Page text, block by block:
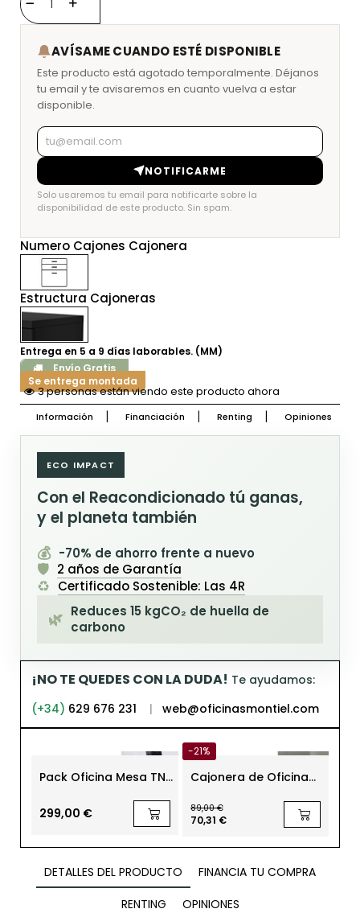
AVÍSAME CUANDO ESTÉ DISPONIBLE
Este producto está agotado temporalmente. Déjanos
tu email y te avisaremos en cuanto vuelva a estar
disponible.
NOTIFICARME
Solo usaremos tu email para notificarte sobre la
disponibilidad de este producto. Sin spam.
Numero Cajones Cajonera
Estructura Cajoneras
Entrega en 5 a 9 días laborables. (MM)
Envío Gratis
Se entrega montada
3 personas están viendo este producto ahora
Información Financiación Renting Opiniones
ECO IMPACT
Con el Reacondicionado tú ganas,
y el planeta también
💰 -70% de ahorro frente a nuevo
🛡️ 2 años de Garantía
♻️ Certificado Sostenible: Las 4R
🌿 Reduces 15 kgCO₂ de huella de
carbono
¡NO TE QUEDES CON LA DUDA! Te ayudamos:
(+34) 629 676 231 | web@oficinasmontiel.com
Pack Oficina Mesa TNT
Cajonera de Steelcase
299,00 €
-21%
Cajonera de Oficina
con Ruedas Cajón +
Archivo de Steelcase
89,00 €
70,31 €
DETALLES DEL PRODUCTO
FINANCIA TU COMPRA
RENTING
OPINIONES